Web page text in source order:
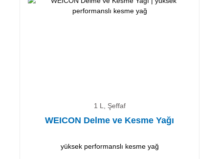
1 L, Şeffaf
WEICON Delme ve Kesme Yağı
yüksek performanslı kesme yağ